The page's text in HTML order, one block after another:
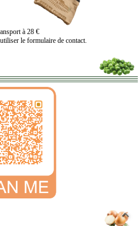
à 28 €
le formulaire de contact.
